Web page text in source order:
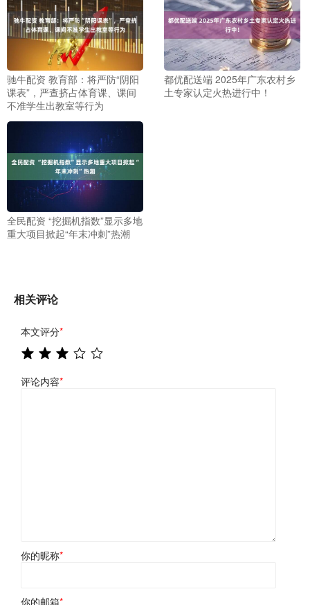
驰牛配资 教育部：将严防“阴阳
课表”，严查挤占体育课、课间
不准学生出教室等行为
都优配送端 2025年广东农村乡
土专家认定火热进行中！
全民配资 “挖掘机指数”显示多地
重大项目掀起“年末冲刺”热潮
相关评论
本文评分*
评论内容*
你的昵称*
你的邮箱*